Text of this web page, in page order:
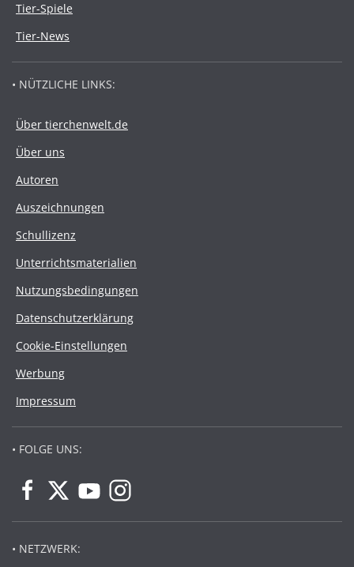
Tier-Spiele
Tier-News
• NÜTZLICHE LINKS:
Über tierchenwelt.de
Über uns
Autoren
Auszeichnungen
Schullizenz
Unterrichtsmaterialien
Nutzungsbedingungen
Datenschutzerklärung
Cookie-Einstellungen
Werbung
Impressum
• FOLGE UNS:
• NETZWERK: